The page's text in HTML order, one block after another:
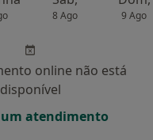
8 Ago 9 Ago
online não está
disponível
atendimento